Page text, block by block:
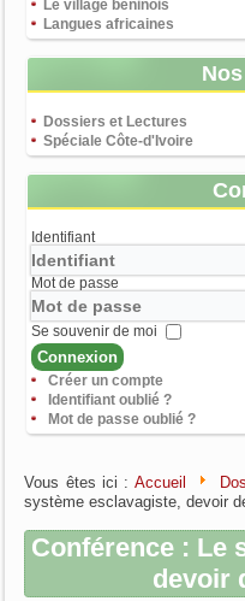
Le village béninois
Langues africaines
Dossiers et Lectures
Spéciale Côte-d'Ivoire
Identifiant
Mot de passe
Se souvenir de moi
Connexion
Créer un compte
Identifiant oublié ?
Mot de passe oublié ?
Vous êtes ici : Accueil
système esclavagiste, devoir
Conférence : Le
devoir